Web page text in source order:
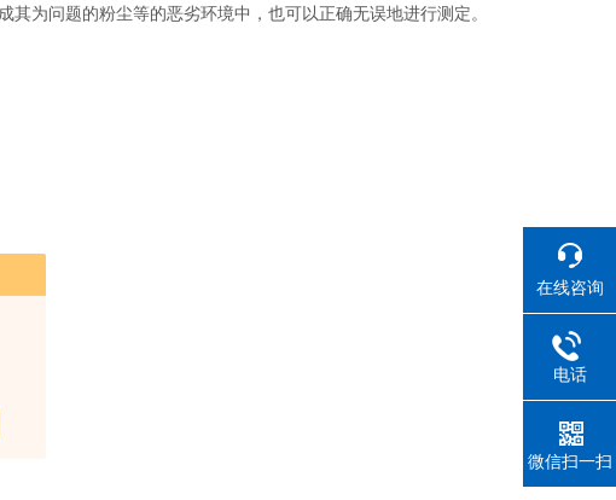
为问题的粉尘等的恶劣环境中，也可以正确无误地进行测定。
在线咨询
电话
微信扫一扫